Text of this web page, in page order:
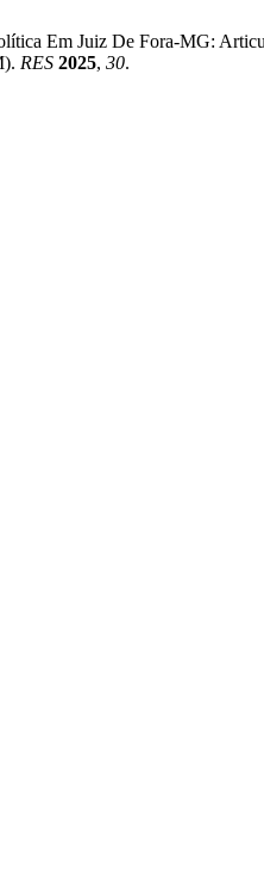
Em Juiz De Fora-MG:
RES 2025, 30.